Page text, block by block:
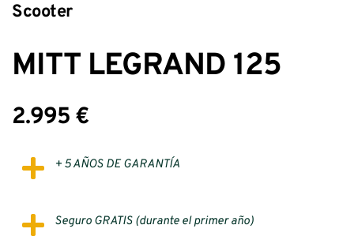
Scooter
MITT LEGRAND 125
2.995 €
+ 5 AÑOS DE GARANTÍA
Seguro GRATIS (durante el primer año)